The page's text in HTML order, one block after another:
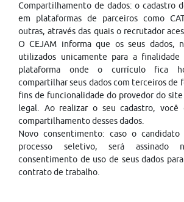
Compartilhamento de dados: o cadastro
em plataformas de parceiros como
outras, através das quais o recrutador
O CEJAM informa que os seus dados,
utilizados unicamente para a finalidade
plataforma onde o currículo fica
compartilhar seus dados com terceiros de
fins de funcionalidade do provedor do
legal. Ao realizar o seu cadastro, você
compartilhamento desses dados.
Novo consentimento: caso o candidato
processo seletivo, será assinado
consentimento de uso de seus dados
contrato de trabalho.